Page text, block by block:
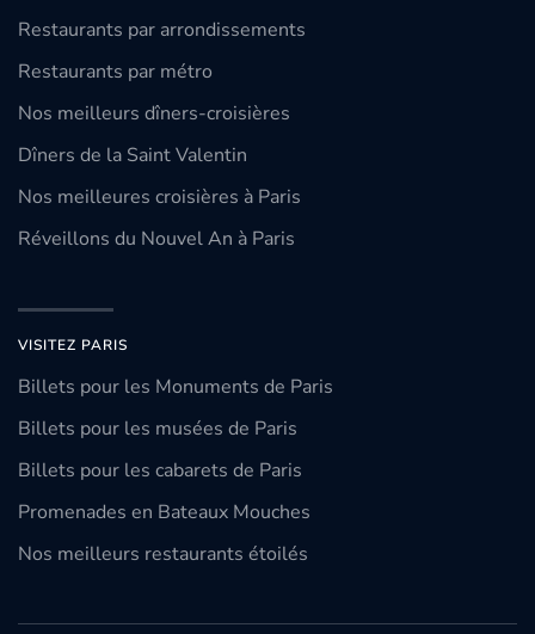
Restaurants par arrondissements
Restaurants par métro
Nos meilleurs dîners-croisières
Dîners de la Saint Valentin
Nos meilleures croisières à Paris
Réveillons du Nouvel An à Paris
VISITEZ PARIS
Billets pour les Monuments de Paris
Billets pour les musées de Paris
Billets pour les cabarets de Paris
Promenades en Bateaux Mouches
Nos meilleurs restaurants étoilés